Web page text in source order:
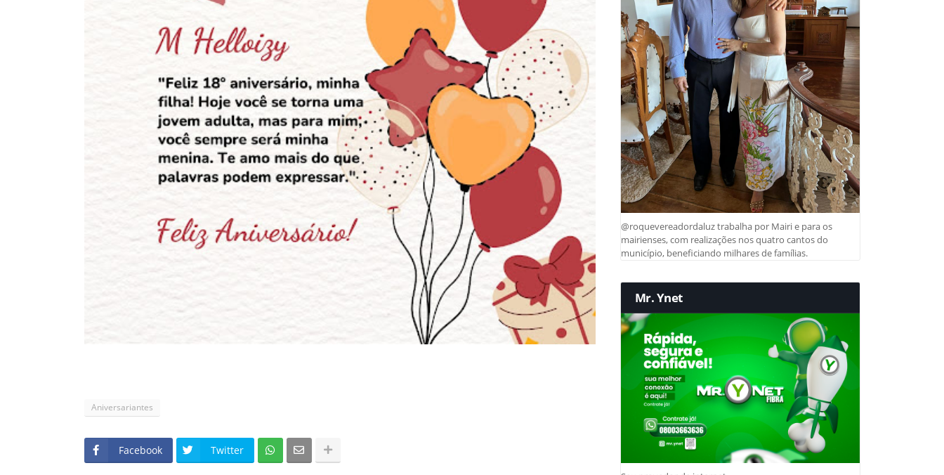
Aniversariantes
Facebook Twitter
@roquevereadordaluz trabalha por Mairi e para os
mairienses, com realizações nos quatro cantos do
município, beneficiando milhares de famílias.
Mr. Ynet